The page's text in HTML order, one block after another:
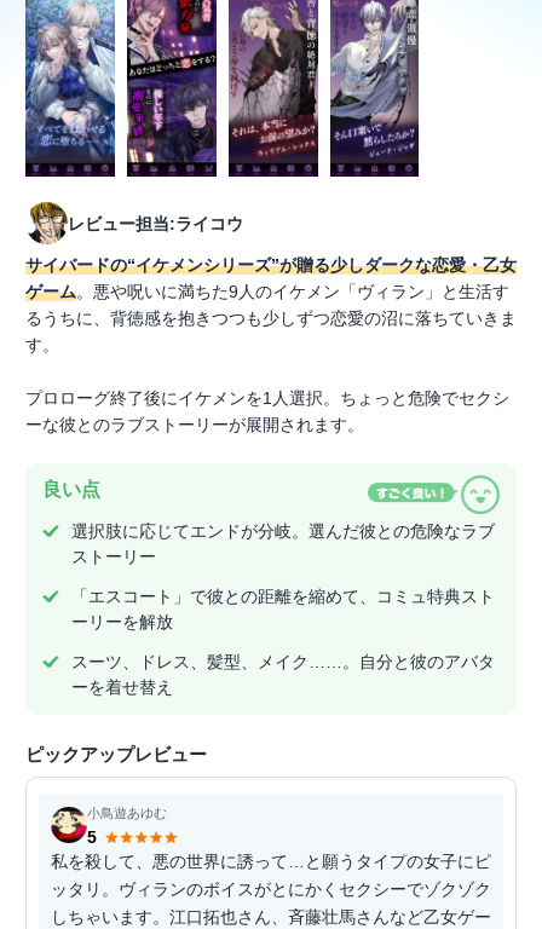
レビュー担当:ライコウ
サイバードの“イケメンシリーズ”が贈る少しダークな恋愛・乙女
ゲーム。悪や呪いに満ちた9人のイケメン「ヴィラン」と生活す
るうちに、背徳感を抱きつつも少しずつ恋愛の沼に落ちていきま
す。
プロローグ終了後にイケメンを1人選択。ちょっと危険でセクシ
ーな彼とのラブストーリーが展開されます。
良い点
選択肢に応じてエンドが分岐。選んだ彼との危険なラブ
ストーリー
「エスコート」で彼との距離を縮めて、コミュ特典スト
ーリーを解放
スーツ、ドレス、髪型、メイク……。自分と彼のアバタ
ーを着せ替え
ピックアップレビュー
小鳥遊あゆむ
5
私を殺して、悪の世界に誘って…と願うタイプの女子にピ
ッタリ。ヴィランのボイスがとにかくセクシーでゾクゾク
しちゃいます。江口拓也さん、斉藤壮馬さんなど乙女ゲー